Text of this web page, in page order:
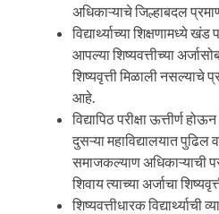
अधिकाऱ्याचे जिल्हाबदल
विद्यार्थ्याच्या शिक्षणामध्ये
आपल्या शिष्यवत्तीच्या
शिष्यवृत्ती मिळाली नसल्याचे
आहे.
विद्यापिठ परीक्षा ऊत्तीर्ण
दुसऱ्या महाविद्यालयात पुढिल
समाजकल्याण अधिकाऱ्याची
शिवाय त्याच्या अर्जाचा
शिष्यवत्तीधारक विद्यार्थ्याची